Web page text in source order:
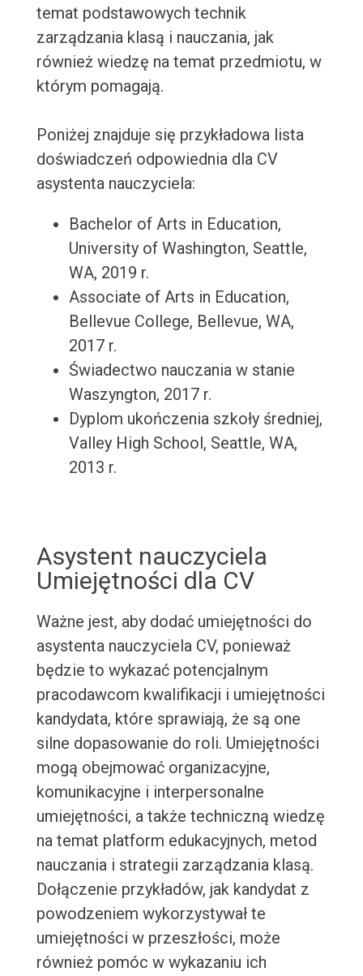
temat podstawowych technik
zarządzania klasą i nauczania, jak
również wiedzę na temat przedmiotu, w
którym pomagają.
Poniżej znajduje się przykładowa lista
doświadczeń odpowiednia dla CV
asystenta nauczyciela:
Bachelor of Arts in Education,
University of Washington, Seattle,
WA, 2019 r.
Associate of Arts in Education,
Bellevue College, Bellevue, WA,
2017 r.
Świadectwo nauczania w stanie
Waszyngton, 2017 r.
Dyplom ukończenia szkoły średniej,
Valley High School, Seattle, WA,
2013 r.
Asystent nauczyciela
Umiejętności dla CV
Ważne jest, aby dodać umiejętności do
asystenta nauczyciela CV, ponieważ
będzie to wykazać potencjalnym
pracodawcom kwalifikacji i umiejętności
kandydata, które sprawiają, że są one
silne dopasowanie do roli. Umiejętności
mogą obejmować organizacyjne,
komunikacyjne i interpersonalne
umiejętności, a także techniczną wiedzę
na temat platform edukacyjnych, metod
nauczania i strategii zarządzania klasą.
Dołączenie przykładów, jak kandydat z
powodzeniem wykorzystywał te
umiejętności w przeszłości, może
również pomóc w wykazaniu ich